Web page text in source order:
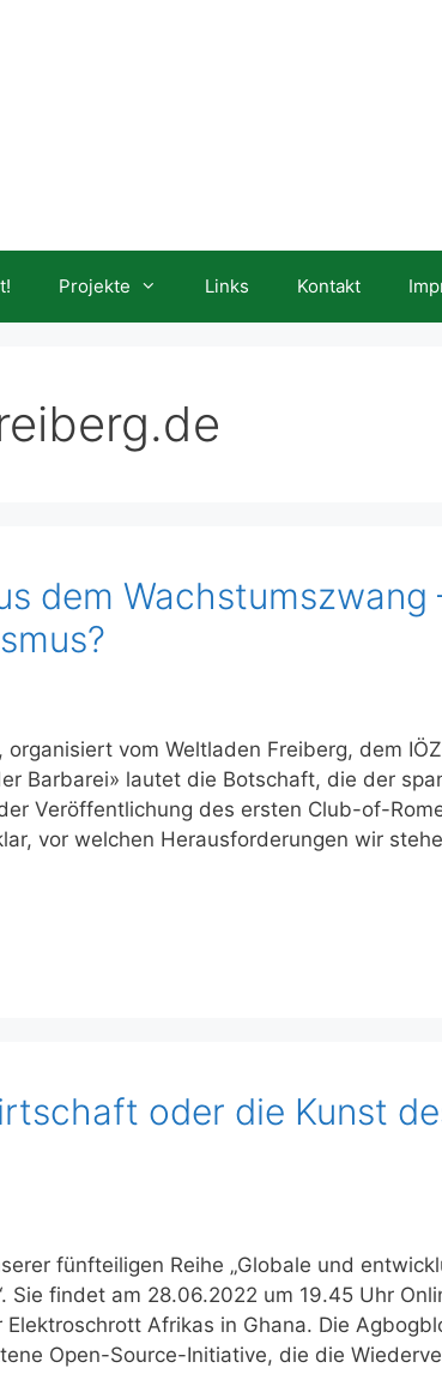
Projekte Links Kontakt
dem Wachstumszwang
vom Weltladen Freiberg, dem
Barbarei» lautet die Botschaft, die der
Veröffentlichung des ersten Club-of-
vor welchen Herausforderungen wir
oder die Kunst
fünfteiligen Reihe „Globale und
Sie findet am 28.06.2022 um 19.45 Uhr
Afrikas in Ghana. Die
Open-Source-Initiative, die die